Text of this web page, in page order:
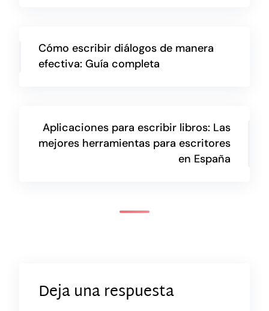
Cómo escribir diálogos de manera
efectiva: Guía completa
Aplicaciones para escribir libros: Las
mejores herramientas para escritores
en España
Deja una respuesta